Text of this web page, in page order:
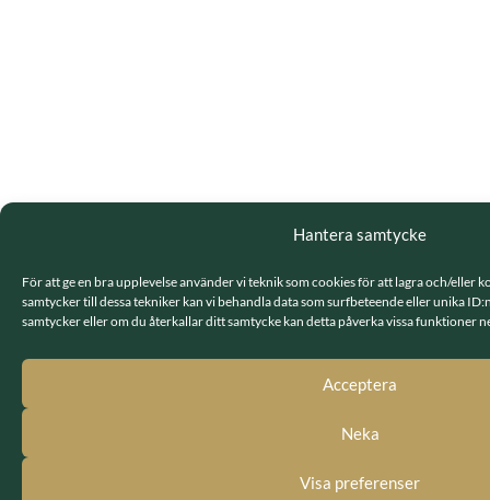
Hantera samtycke
För att ge en bra upplevelse använder vi teknik som cookies för att lagra och/eller
samtycker till dessa tekniker kan vi behandla data som surfbeteende eller unika
samtycker eller om du återkallar ditt samtycke kan detta påverka vissa funktioner
Acceptera
Neka
Visa preferenser